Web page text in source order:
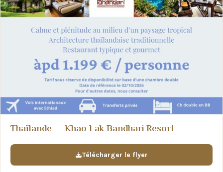
Thaïlande — Khao Lak Bandhari Resort
Télécharger le flyer